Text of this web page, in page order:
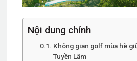
Nội dung chính
Không gian golf mùa hè
Tuyền Lâm